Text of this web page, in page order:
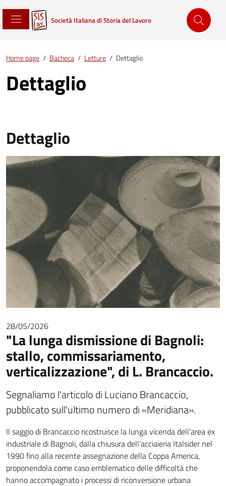
Società Italiana di Storia del Lavoro
Home page / Bacheca / Letture / Dettaglio
Dettaglio
Dettaglio
28/05/2026
"La lunga dismissione di Bagnoli:
stallo, commissariamento,
verticalizzazione", di L. Brancaccio.
Segnaliamo l'articolo di Luciano Brancaccio,
pubblicato sull'ultimo numero di «Meridiana».
Il saggio di Brancaccio ricostruisce la lunga vicenda dell’area ex
industriale di Bagnoli, dalla chiusura dell’acciaieria Italsider nel
1990 fino alla recente assegnazione della Coppa America,
proponendola come caso emblematico delle difficoltà che
hanno accompagnato i processi di riconversione urbana